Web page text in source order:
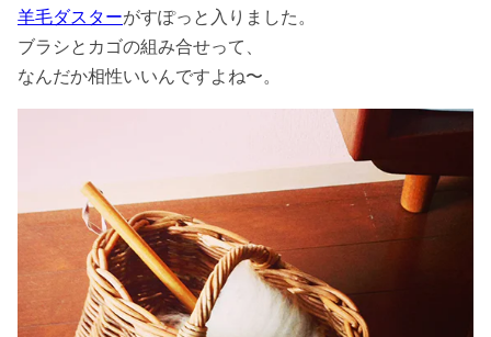
羊毛ダスターがすぽっと入りました。
ブラシとカゴの組み合せって、
なんだか相性いいんですよね〜。